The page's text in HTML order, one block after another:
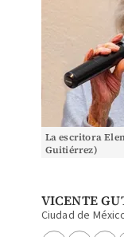
La escritora
Guitiérrez)
VICENTE
Ciudad de